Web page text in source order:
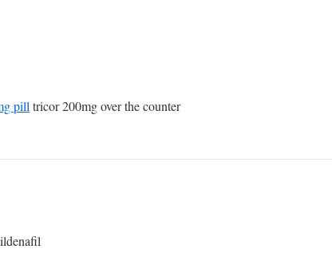
pill tricor 200mg over the counter